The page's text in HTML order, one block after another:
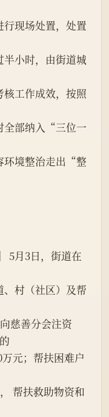
现场处置，处置
小时，由街道城
工作成效，按照
全部纳入“三位一
环境整治走出“整
5月3日，街道在
村（社区）及帮
慈善分会注资
元；帮扶困难户
帮扶救助物资和